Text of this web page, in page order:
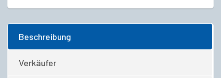
Beschreibung
Verkäufer